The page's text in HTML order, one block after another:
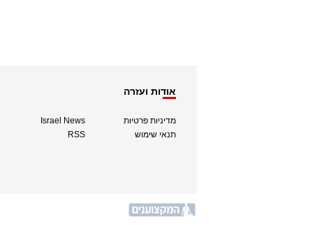
אודות ועזרה
מדיניות פרטיות
תנאי שימוש
Israel News
RSS